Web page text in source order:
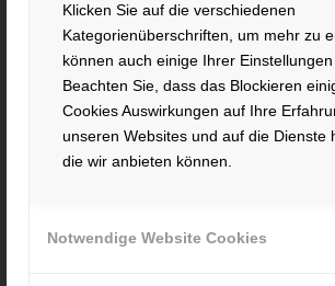
Klicken Sie auf die verschiedenen
Kategorienüberschriften, um mehr zu
können auch einige Ihrer
Beachten Sie, dass das Blockieren
Cookies Auswirkungen auf Ihre
unseren Websites und auf die Dienste
die wir anbieten können.
Notwendige Website Cookies
contact@hacker-feinmechanik.de
Ihr Weg zu uns
» Cookie-Einstellungen